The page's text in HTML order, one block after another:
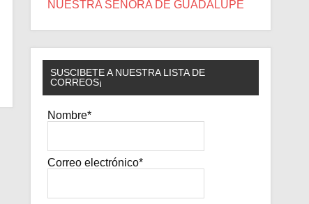
NUESTRA SEÑORA DE GUADALUPE
SUSCIBETE A NUESTRA LISTA DE
CORREOS¡
Nombre*
Correo electrónico*